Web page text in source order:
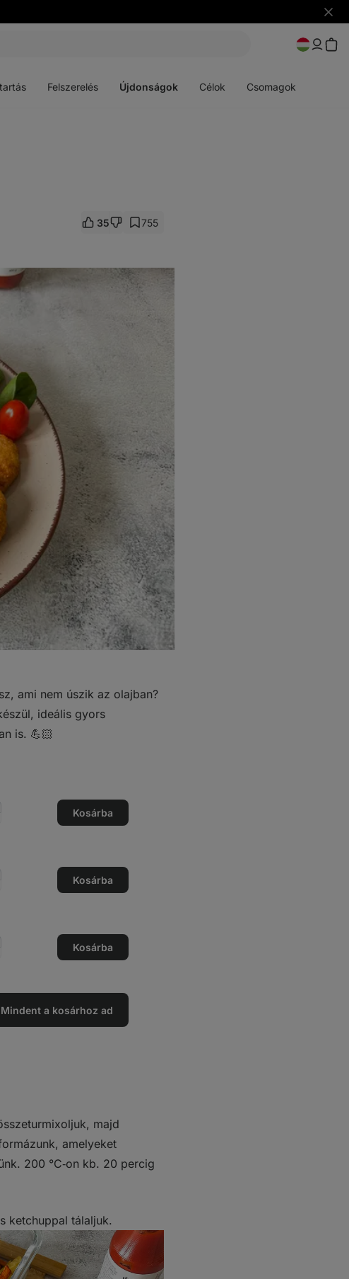
Felszerelés Újdonságok Célok Csomagok
35 755
ami nem úszik az olajban?
ideális gyors
is. 💪🏻
Kosárba
Kosárba
Kosárba
Mindent a kosárhoz ad
majd
amelyeket
200 °C‑on kb. 20 percig
ketchuppal tálaljuk.